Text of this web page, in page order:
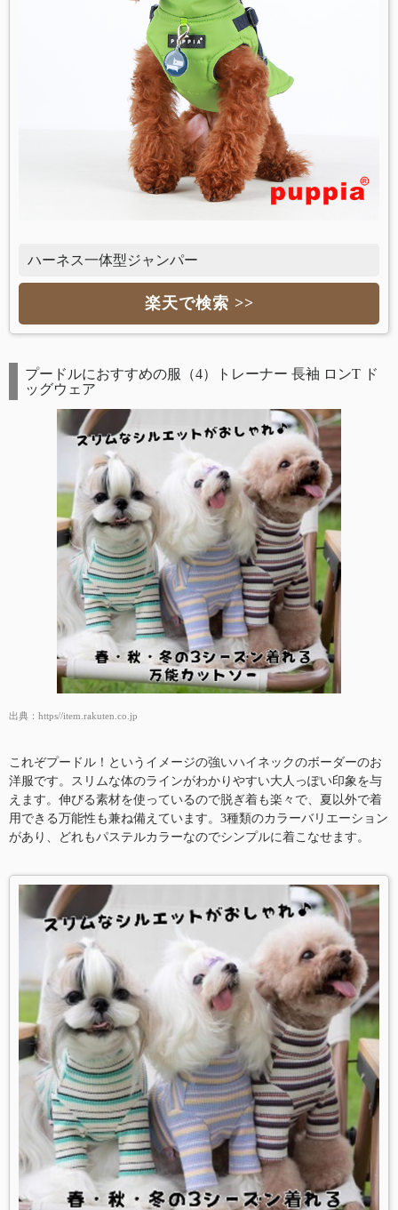
ハーネス一体型ジャンパー
楽天で検索 >>
プードルにおすすめの服（4）トレーナー 長袖 ロンT ド
ッグウェア
出典： https//item.rakuten.co.jp
これぞプードル！というイメージの強いハイネックのボーダーのお
洋服です。スリムな体のラインがわかりやすい大人っぽい印象を与
えます。伸びる素材を使っているので脱ぎ着も楽々で、夏以外で着
用できる万能性も兼ね備えています。3種類のカラーバリエーション
があり、どれもパステルカラーなのでシンプルに着こなせます。